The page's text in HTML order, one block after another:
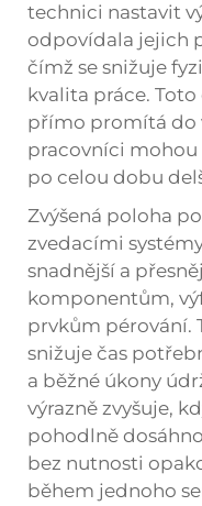
technici nastavit
odpovídala jejich
čímž se snižuje
kvalita práce.
přímo promítá do
pracovníci
po celou dobu
Zvýšená poloha
zvedacími
snadnější a
komponentům,
prvkům pérování.
snižuje čas
a běžné úkony
výrazně zvyšuje,
pohodlně
bez nutnosti
během jednoho